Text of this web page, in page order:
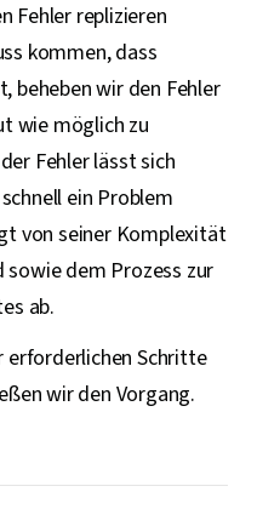
Fehler replizieren
kommen, dass
beheben wir den Fehler
wie möglich zu
Fehler lässt sich
ein Problem
von seiner Komplexität
sowie dem Prozess zur
ab.
erforderlichen Schritte
wir den Vorgang.